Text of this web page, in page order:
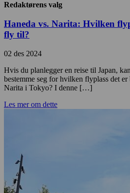
Redaktørens valg
Haneda vs. Narita: Hvilken
fly til?
02 des 2024
Hvis du planlegger en reise til Japan,
bestemme seg for hvilken flyplass det
Narita i Tokyo? I denne […]
Les mer om dette